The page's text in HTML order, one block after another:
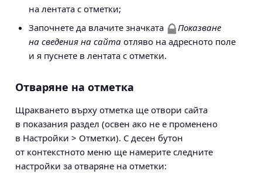
на лентата с отметки;
Започнете да влачите значката
Показване
на сведения на сайтаотляво на адресното поле
и я пуснете в лентата с отметки.
Отваряне на отметка
Щракването върху отметка ще отвори сайта
в показания раздел (освен ако не е променено
в Настройки > Отметки). С десен бутон
от контекстното меню ще намерите следните
настройки за отваряне на отметки: